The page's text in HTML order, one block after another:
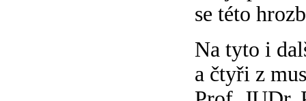
se této
Na tyto i
a čtyři z